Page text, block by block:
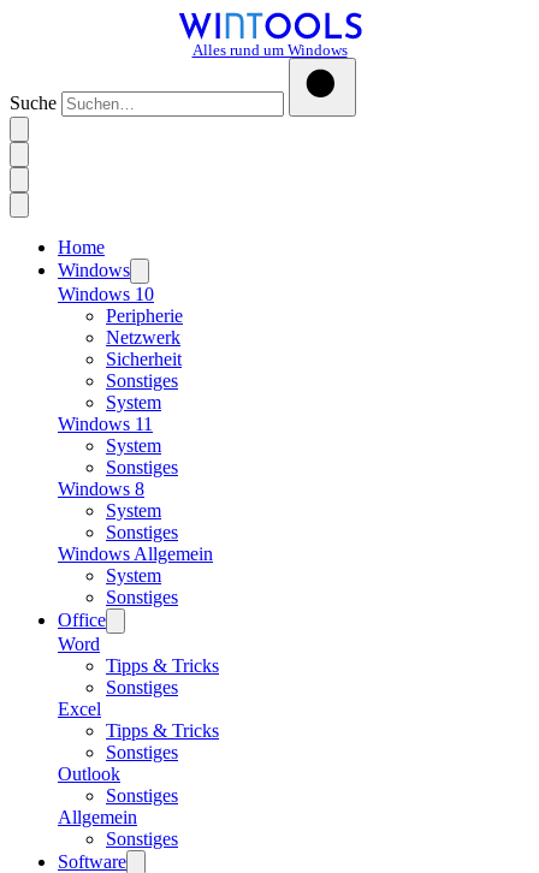
Alles rund um Windows
Suche
Home
Windows
Windows 10
Peripherie
Netzwerk
Sicherheit
Sonstiges
System
Windows 11
System
Sonstiges
Windows 8
System
Sonstiges
Windows Allgemein
System
Sonstiges
Office
Word
Tipps & Tricks
Sonstiges
Excel
Tipps & Tricks
Sonstiges
Outlook
Sonstiges
Allgemein
Sonstiges
Software